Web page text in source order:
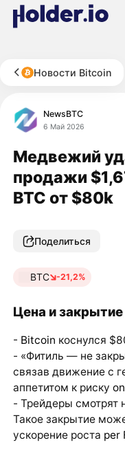
Новости Bitcoin
NewsBTC
6 Май 2026
Медвежий
продажи
BTC от $80k
Поделиться
BTC -21,2%
Цена и закрытие
- Bitcoin коснулся
- «Фитиль — не
связав движение с
аппетитом к риску
- Трейдеры смотрят
Такое закрытие
ускорение роста per